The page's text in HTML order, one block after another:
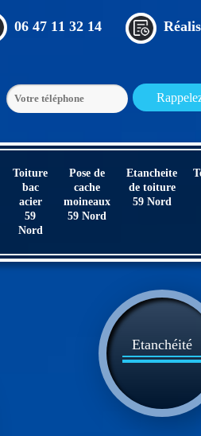
06 47 11 32 14
Toiture
bac
acier
59
Nord
Pose de
cache
moineaux
59 Nord
Etancheite
de toiture
59 Nord
Etanchéité